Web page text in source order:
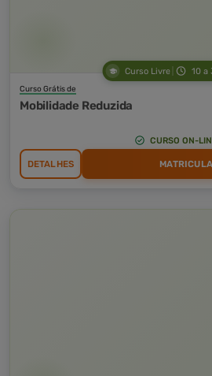
Curso Livre 10 a
Curso Grátis de
Mobilidade Reduzida
CURSO ON-
DETALHES